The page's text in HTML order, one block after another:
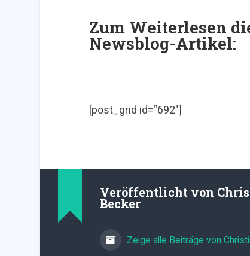
Zum Weiterlesen
Newsblog-Artikel:
[post_grid id=“692″]
Veröffentlicht von
Becker
Zeige alle Beiträge von